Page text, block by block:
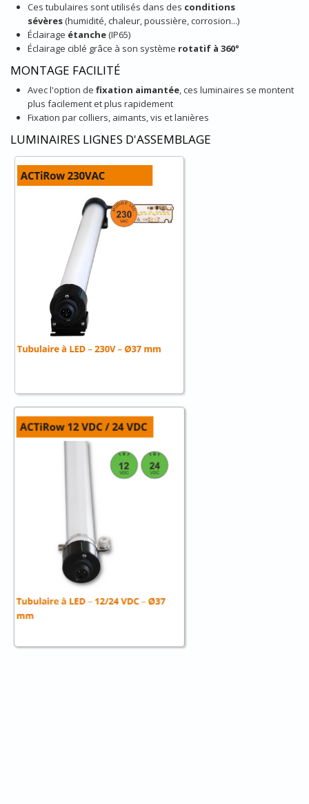
Ces tubulaires sont utilisés dans des conditions
sévères(humidité, chaleur, poussière, corrosion...)
Éclairage étanche(IP65)
Éclairage ciblé grâce à son système rotatif à 360°
MONTAGE FACILITÉ
Avec l'option de fixation aimantée, ces luminaires se montent
plus facilement et plus rapidement
Fixation par colliers, aimants, vis et lanières
LUMINAIRES LIGNES D'ASSEMBLAGE